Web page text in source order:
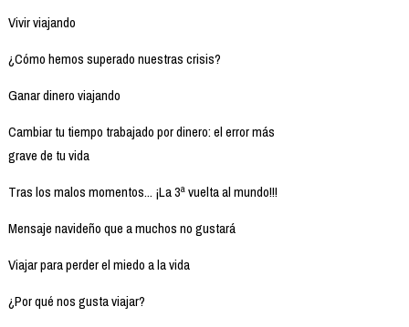
Vivir viajando
¿Cómo hemos superado nuestras crisis?
Ganar dinero viajando
Cambiar tu tiempo trabajado por dinero: el error más
grave de tu vida
Tras los malos momentos... ¡La 3ª vuelta al mundo!!!
Mensaje navideño que a muchos no gustará
Viajar para perder el miedo a la vida
¿Por qué nos gusta viajar?